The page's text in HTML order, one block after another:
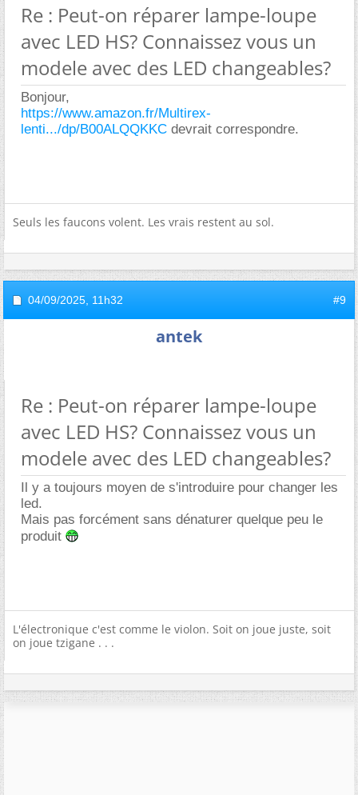
Re : Peut-on réparer lampe-loupe
avec LED HS? Connaissez vous un
modele avec des LED changeables?
Bonjour,
https://www.amazon.fr/Multirex-
lenti.../dp/B00ALQQKKC devrait correspondre.
Seuls les faucons volent. Les vrais restent au sol.
04/09/2025, 11h32 #9
antek
Re : Peut-on réparer lampe-loupe
avec LED HS? Connaissez vous un
modele avec des LED changeables?
Il y a toujours moyen de s'introduire pour changer les
led.
Mais pas forcément sans dénaturer quelque peu le
produit
L'électronique c'est comme le violon. Soit on joue juste, soit
on joue tzigane . . .